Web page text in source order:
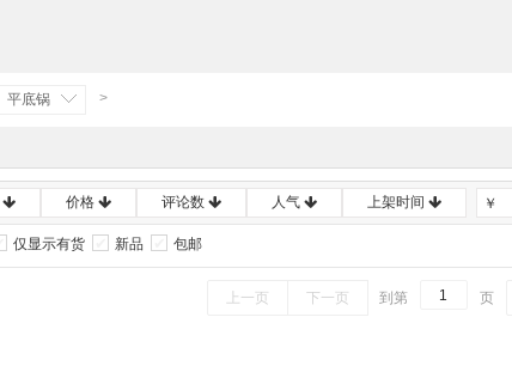
平底锅 >
价格 评论数 人气 上架时间 ￥
仅显示有货 新品 包邮
上一页 下一页 到第 页